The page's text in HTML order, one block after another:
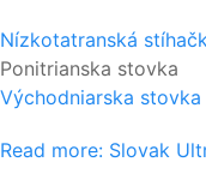
Nízkotatranská
Ponitrianska stovka
Východniarska stovka
Read more: Slovak